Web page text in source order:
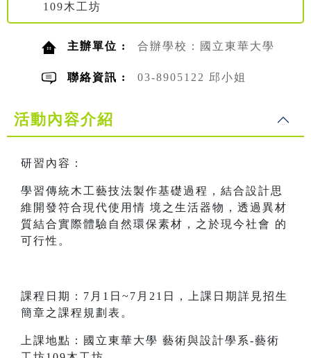
109木工坊
主辦單位 : 合辦學校：國立東華大學
聯絡資訊 : 03-8905122 邱小姐
活動內容介紹
研習內容：
學習傳統木工藝技法製作基礎過程，結合設計思
維開發符合現代使用情 境之生活器物，透過異材
質結合實際體驗自然環保素材，之於現今社會 的
可行性。
課程日期：7月1日~7月21日，上課日期詳見招生
簡章之課程規劃表。
上課地點：國立東華大學 藝術與設計學系-藝術